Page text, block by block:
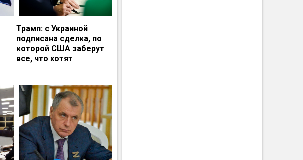
Трамп: с Украиной
подписана сделка, по
которой США заберут
все, что хотят